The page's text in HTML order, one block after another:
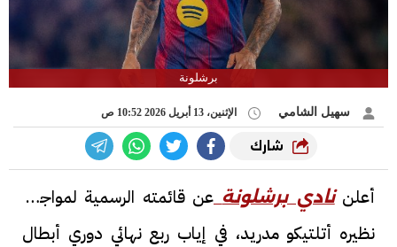
برشلونة
سهيل الشامي الإثنين، 13 أبريل 2026 10:52 ص
شارك
أعلننادي برشلونة عن قائمته الرسمية لمواجهة
نظيره أتلتيكو مدريد، في إياب ربع نهائي دوري أبطال